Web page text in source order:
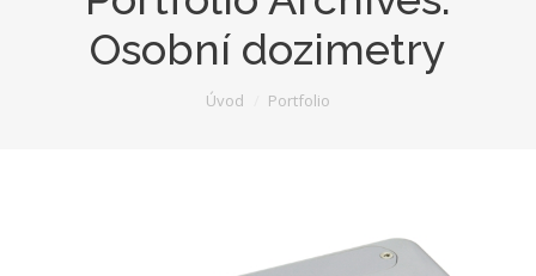
Osobní dozimetry
Úvod Portfolio